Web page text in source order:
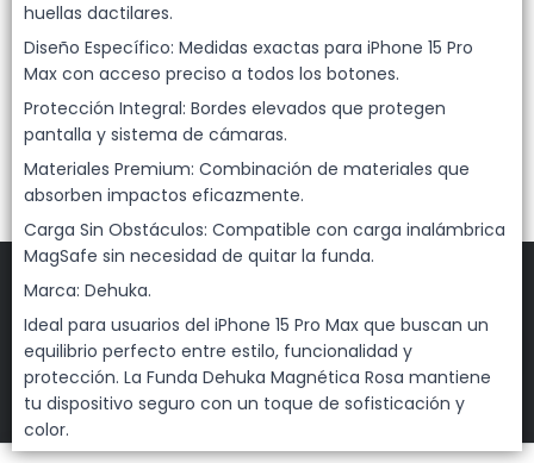
huellas dactilares.
Diseño Específico: Medidas exactas para iPhone 15 Pro
Max con acceso preciso a todos los botones.
Protección Integral: Bordes elevados que protegen
pantalla y sistema de cámaras.
Materiales Premium: Combinación de materiales que
absorben impactos eficazmente.
Carga Sin Obstáculos: Compatible con carga inalámbrica
MagSafe sin necesidad de quitar la funda.
Marca: Dehuka.
Ideal para usuarios del iPhone 15 Pro Max que buscan un
equilibrio perfecto entre estilo, funcionalidad y
protección. La Funda Dehuka Magnética Rosa mantiene
tu dispositivo seguro con un toque de sofisticación y
color.
DEHUKA
2026
Defensa de las y los consumidores. Para reclamos